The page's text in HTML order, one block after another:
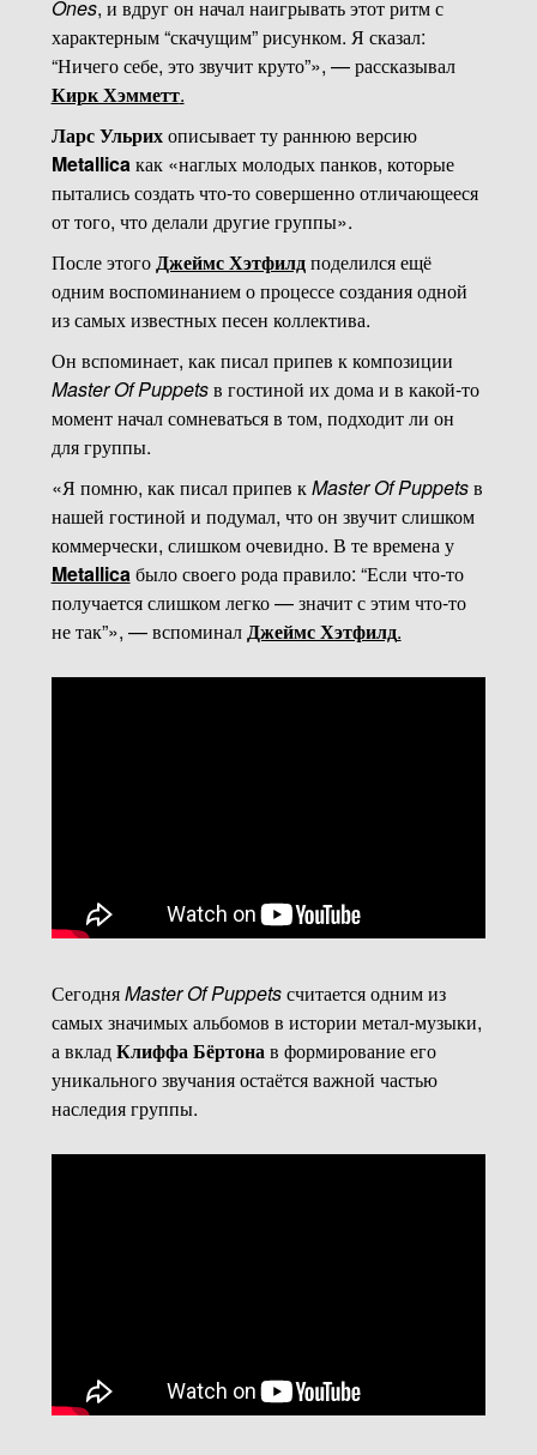
Ones, и вдруг он начал наигрывать этот ритм с
характерным “скачущим” рисунком. Я сказал:
“Ничего себе, это звучит круто”», — рассказывал
Кирк Хэмметт.
Ларс Ульрихописывает ту раннюю версию
Metallicaкак «наглых молодых панков, которые
пытались создать что-то совершенно отличающееся
от того, что делали другие группы».
После этогоДжеймс Хэтфилдподелился ещё
одним воспоминанием о процессе создания одной
из самых известных песен коллектива.
Он вспоминает, как писал припев к композиции
Master Of Puppetsв гостиной их дома и в какой-то
момент начал сомневаться в том, подходит ли он
для группы.
«Я помню, как писал припев кMaster Of Puppetsв
нашей гостиной и подумал, что он звучит слишком
коммерчески, слишком очевидно. В те времена у
Metallicaбыло своего рода правило: “Если что-то
получается слишком легко — значит с этим что-то
не так”», — вспоминалДжеймс Хэтфилд.
СегодняMaster Of Puppetsсчитается одним из
самых значимых альбомов в истории метал-музыки,
а вкладКлиффа Бёртонав формирование его
уникального звучания остаётся важной частью
наследия группы.